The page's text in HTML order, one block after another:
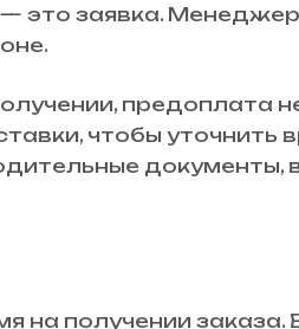
это заявка.
предоплата
чтобы
документы,
на получении